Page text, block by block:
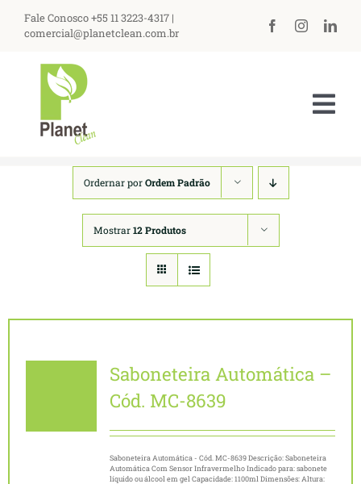
para
conteúdo
Fale Conosco +55 11 3223-4317 |
comercial@planetclean.com.br
HOME
NOSSA EMPRESA
PRODUTOS
ASSISTÊNCIA TÉCNICA
CONTATO
BLOG
Ordernar porOrdem Padrão
Mostrar12 Produtos
Saboneteira Automática –
Cód. MC-8639
Saboneteira Automática - Cód. MC-8639 Descrição: Saboneteira
Automática Com Sensor Infravermelho Indicado para: sabonete
líquido ou álcool em gel Capacidade: 1100ml Dimensões: Altura: